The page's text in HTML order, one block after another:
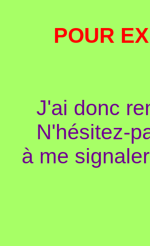
POUR
J'ai donc
N'hésitez-
à me